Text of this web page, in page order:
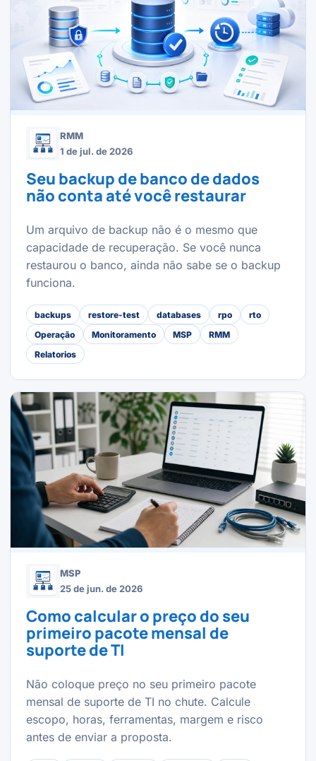
RMM
1 de jul. de 2026
Seu backup de banco de dados
não conta até você restaurar
Um arquivo de backup não é o mesmo que
capacidade de recuperação. Se você nunca
restaurou o banco, ainda não sabe se o backup
funciona.
backups restore-test databases rpo
rto
Operação
Monitoramento MSP
RMM
Relatorios
MSP
25 de jun. de 2026
Como calcular o preço do seu
primeiro pacote mensal de
suporte de TI
Não coloque preço no seu primeiro pacote
mensal de suporte de TI no chute. Calcule
escopo, horas, ferramentas, margem e risco
antes de enviar a proposta.